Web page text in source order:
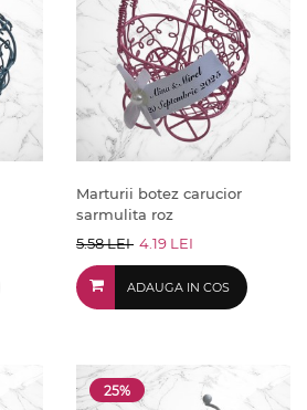
Marturii botez carucior
sarmulita roz
5.58 LEI 4.19 LEI
ADAUGA IN COS
25%